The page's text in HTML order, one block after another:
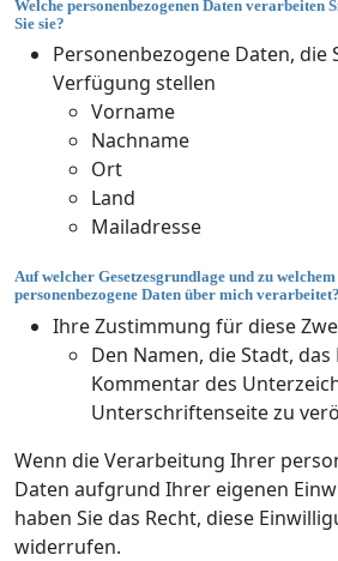
Welche personenbezogenen Daten verarbeiten
Sie sie?
Personenbezogene Daten, die
Verfügung stellen
Vorname
Nachname
Ort
Land
Mailadresse
Auf welcher Gesetzesgrundlage und zu
personenbezogene Daten über mich verarbeitet?
Ihre Zustimmung für diese
Den Namen, die Stadt,
Kommentar des
Unterschriftenseite zu
Wenn die Verarbeitung Ihrer
Daten aufgrund Ihrer eigenen
haben Sie das Recht, diese
widerrufen.